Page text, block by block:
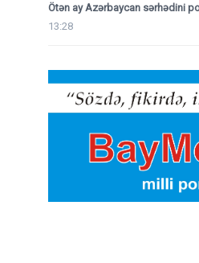
Ötən ay Azərbaycan sərhədini
13:28